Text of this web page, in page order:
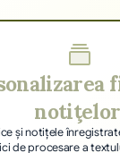
şi notiţele
de procesare a